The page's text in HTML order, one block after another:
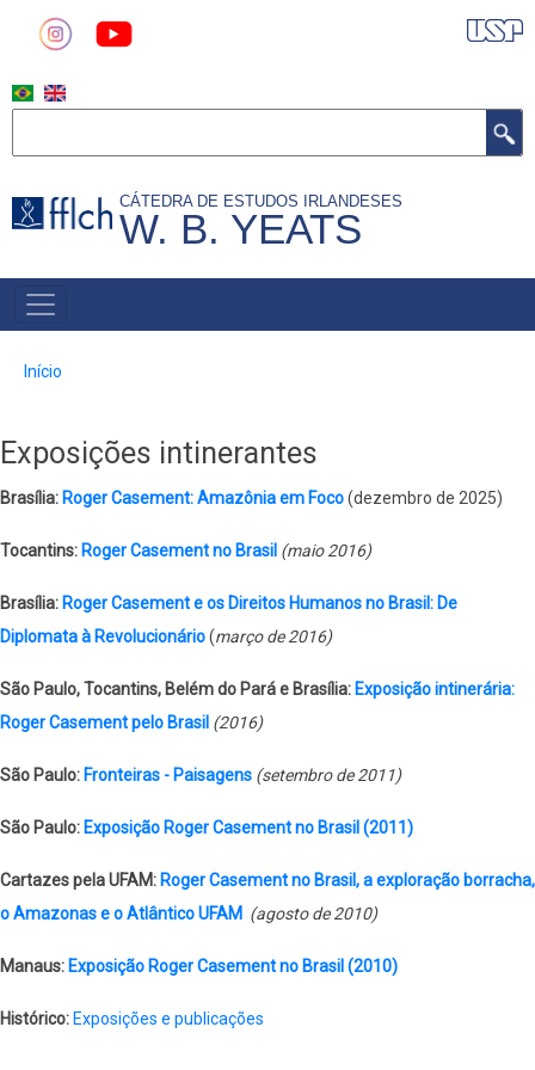
CÁTEDRA DE ESTUDOS IRLANDESES
W. B. YEATS
MAIN
NAVIGATION
Trilha
navegação
Início
Exposições intinerantes
Brasília: Roger Casement: Amazônia em Foco(dezembro de 2025)
Tocantins: Roger Casement no Brasil (maio 2016)
Brasília: Roger Casement e os Direitos Humanos no Brasil: De
Diplomata à Revolucionário(março de 2016)
São Paulo, Tocantins, Belém do Pará e Brasília: Exposição intinerária:
Roger Casement pelo Brasil (2016)
São Paulo: Fronteiras - Paisagens (setembro de 2011)
São Paulo: Exposição Roger Casement no Brasil (2011)
Cartazes pela UFAM: Roger Casement no Brasil, a exploração borracha,
o Amazonas e o Atlântico UFAM (agosto de 2010)
Manaus: Exposição Roger Casement no Brasil (2010)
Histórico: Exposições e publicações